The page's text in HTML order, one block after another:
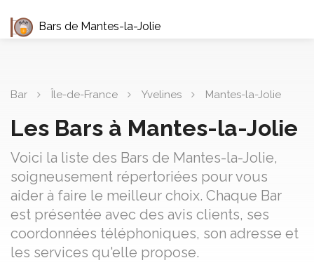
Bars de Mantes-la-Jolie
Bar Île-de-France Yvelines Mantes-la-Jolie
Les Bars à Mantes-la-Jolie
Voici la liste des Bars de Mantes-la-Jolie,
soigneusement répertoriées pour vous
aider à faire le meilleur choix. Chaque Bar
est présentée avec des avis clients, ses
coordonnées téléphoniques, son adresse et
les services qu'elle propose.